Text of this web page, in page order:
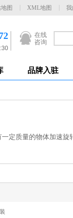
图 XML地图
在线
咨询
品牌入驻
定质量的物体加速